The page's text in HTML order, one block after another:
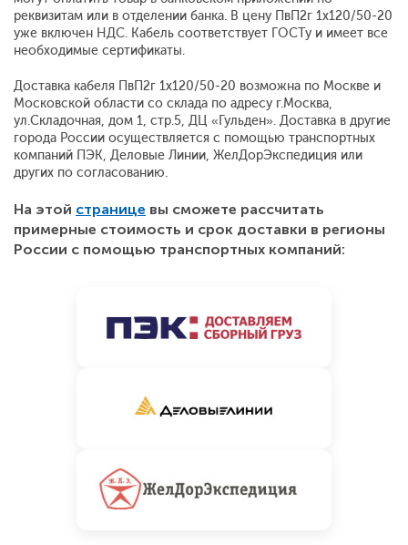
реквизитам или в отделении банка. В цену ПвП2г 1x120/50-20
уже включен НДС. Кабель соответствует ГОСТу и имеет все
необходимые сертификаты.
Доставка кабеля ПвП2г 1x120/50-20 возможна по Москве и
Московской области со склада по адресу г.Москва,
ул.Складочная, дом 1, стр.5, ДЦ «Гульден». Доставка в другие
города России осуществляется с помощью транспортных
компаний ПЭК, Деловые Линии, ЖелДорЭкспедиция или
других по согласованию.
На этой странице вы сможете рассчитать
примерные стоимость и срок доставки в регионы
России с помощью транспортных компаний: